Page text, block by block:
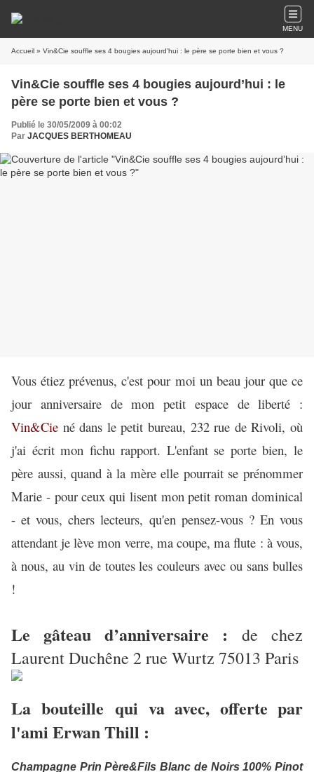
MENU
Accueil » Vin&Cie souffle ses 4 bougies aujourd’hui : le père se porte bien et vous ?
Vin&Cie souffle ses 4 bougies aujourd’hui : le
père se porte bien et vous ?
Publié le 30/05/2009 à 00:02
Par JACQUES BERTHOMEAU
Vous étiez prévenus, c'est pour moi un beau jour que ce
jour anniversaire de mon petit espace de liberté :
Vin&Cie né dans le petit bureau, 232 rue de Rivoli, où
j'ai écrit mon fichu rapport. L'enfant se porte bien, le
père aussi, quand à la mère elle pourrait se prénommer
Marie - pour ceux qui lisent mon petit roman dominical
- et vous, chers lecteurs, qu'en pensez-vous ? En vous
attendant je lève mon verre, ma coupe, ma flute : à vous,
à nous, au vin de toutes les couleurs avec ou sans bulles
!
Le gâteau d’anniversaire :
de chez
Laurent Duchêne 2 rue Wurtz 75013 Paris
La bouteille qui va avec, offerte par
l'ami Erwan Thill :
Champagne Prin Père&Fils Blanc de Noirs 100% Pinot